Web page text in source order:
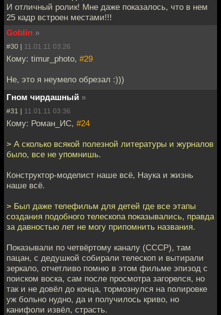
И отличный ролик! Мне даже показалось, что в нем
25 кадр встроен местами!!!
Goblin »
#30 | 11.01.11 03:26
Кому: timur_photo, #29
Не, это я неумело обрезал :)))
Гном чирдашный »
#31 | 11.01.11 03:36
Кому: Роман_ИС, #24
> А сколько всякой полезной литературы и журналов
было, все не упомнишь.
Конструктор-моделист наше всё, Наука и жизнь
наше всё.
> Был даже телефильм для детей где все этапы
создания подобного телескопа показывались, правда
за давностью лет не могу припомнить названия.
Показывали по четвёртому каналу (СССР), там
пацан, с дедушкой собирали телескоп и вытирали
зеркало, отчетливо помню в этом фильме эпизод с
поиском воска, сам после просмотра загорелся, но
так и не довёл до конца, тормознулся на полировке
уж больно нудно, да и получилось криво, но
канифоли извёл, страсть.